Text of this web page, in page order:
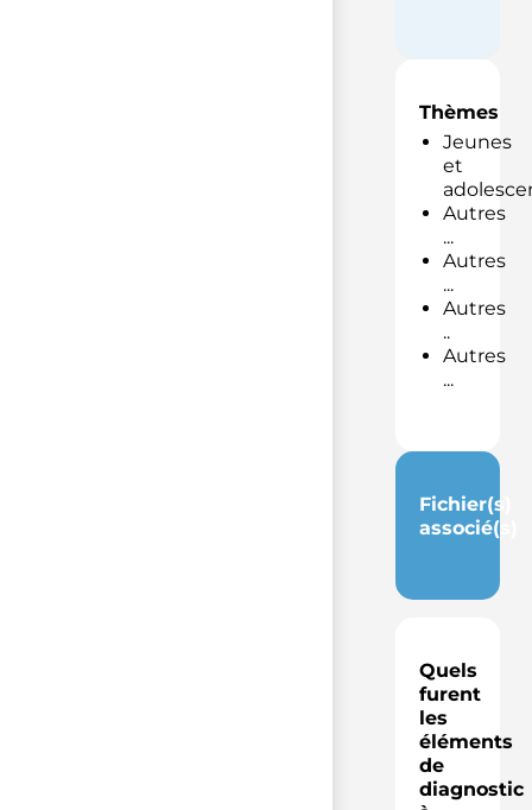
Thèmes
Jeunes
et
Autres
...
Autres
...
Autres
..
Autres
...
Fichier(s)
associé(s)
Quels
furent
les
éléments
de
diagnostic